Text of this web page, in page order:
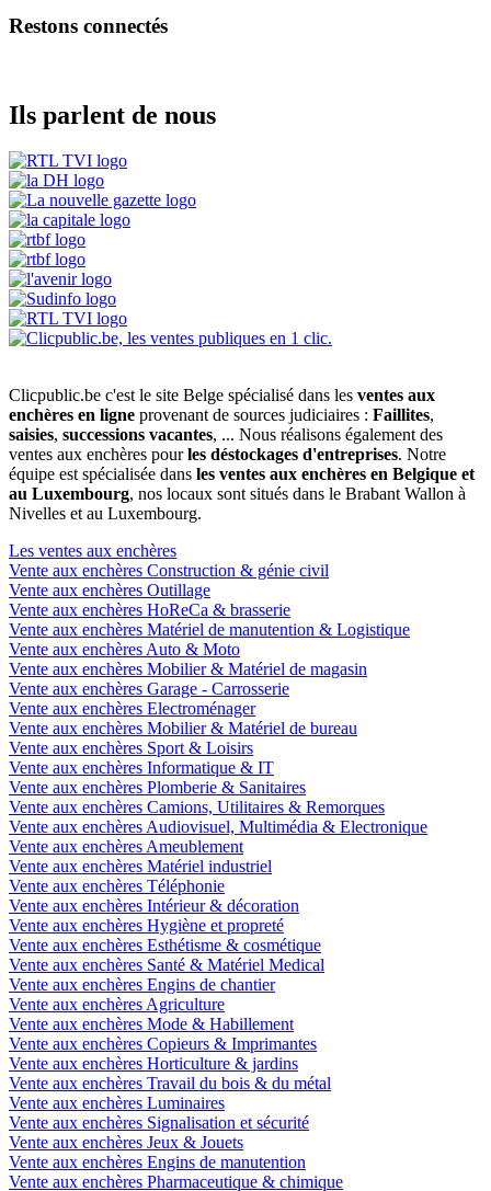
Restons connectés
Ils parlent de nous
Clicpublic.be c'est le site Belge spécialisé dans les ventes aux
enchères en ligne provenant de sources judiciaires : Faillites,
saisies, successions vacantes, ... Nous réalisons également des
ventes aux enchères pourles déstockages d'entreprises. Notre
équipe est spécialisée dans les ventes aux enchères en Belgique et
au Luxembourg, nos locaux sont situés dans le Brabant Wallon à
Nivelles et au Luxembourg.
Les ventes aux enchères
Vente aux enchères Construction & génie civil
Vente aux enchères Outillage
Vente aux enchères HoReCa & brasserie
Vente aux enchères Matériel de manutention & Logistique
Vente aux enchères Auto & Moto
Vente aux enchères Mobilier & Matériel de magasin
Vente aux enchères Garage - Carrosserie
Vente aux enchères Electroménager
Vente aux enchères Mobilier & Matériel de bureau
Vente aux enchères Sport & Loisirs
Vente aux enchères Informatique & IT
Vente aux enchères Plomberie & Sanitaires
Vente aux enchères Camions, Utilitaires & Remorques
Vente aux enchères Audiovisuel, Multimédia & Electronique
Vente aux enchères Ameublement
Vente aux enchères Matériel industriel
Vente aux enchères Téléphonie
Vente aux enchères Intérieur & décoration
Vente aux enchères Hygiène et propreté
Vente aux enchères Esthétisme & cosmétique
Vente aux enchères Santé & Matériel Medical
Vente aux enchères Engins de chantier
Vente aux enchères Agriculture
Vente aux enchères Mode & Habillement
Vente aux enchères Copieurs & Imprimantes
Vente aux enchères Horticulture & jardins
Vente aux enchères Travail du bois & du métal
Vente aux enchères Luminaires
Vente aux enchères Signalisation et sécurité
Vente aux enchères Jeux & Jouets
Vente aux enchères Engins de manutention
Vente aux enchères Pharmaceutique & chimique